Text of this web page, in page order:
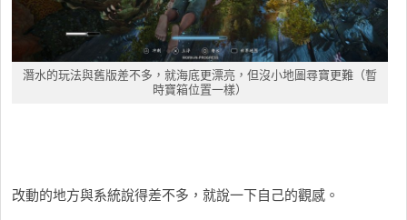
潛水的玩法與舊版差不多，就海底更漂亮，但沒小地圖尋寶更難（暫
時寶箱位置一樣）
改動的地方與系統說得差不多，就說一下自己的觀感。